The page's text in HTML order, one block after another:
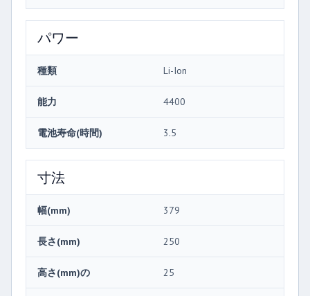
パワー
種類 Li-Ion
能力 4400
電池寿命(時間) 3.5
寸法
幅(mm) 379
長さ(mm) 250
高さ(mm)の 25